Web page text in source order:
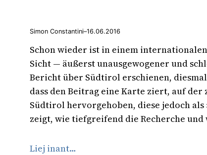
Simon Constantini–16.06.2016
Schon wieder ist in einem
Sicht — äußerst unausgewogener und
Bericht über Südtirol erschienen,
dass den Beitrag eine Karte ziert, auf
Südtirol hervorgehoben, diese jedoch
zeigt, wie tiefgreifend die Recherche und
Liej inant…